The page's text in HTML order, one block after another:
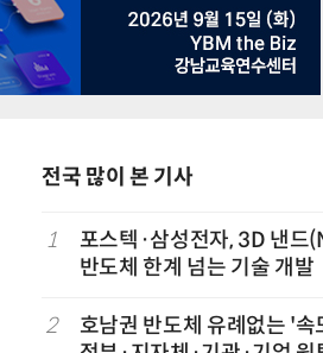
전국 많이 본 기사
1
포스텍·삼성전자, 3D 낸드
반도체 한계 넘는 기술 개발
2
호남권 반도체 유례없는 '